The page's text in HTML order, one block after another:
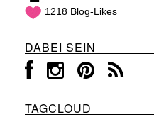
1218 Blog-Likes
DABEI SEIN
TAGCLOUD